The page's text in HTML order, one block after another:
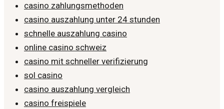
casino zahlungsmethoden
casino auszahlung unter 24 stunden
schnelle auszahlung casino
online casino schweiz
casino mit schneller verifizierung
sol casino
casino auszahlung vergleich
casino freispiele